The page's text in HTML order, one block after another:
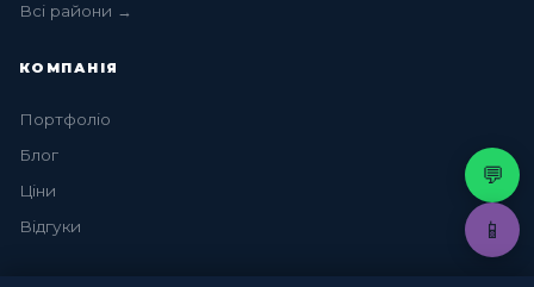
Всі райони →
КОМПАНІЯ
Портфоліо
Блог
Ціни
Відгуки
💬
📱